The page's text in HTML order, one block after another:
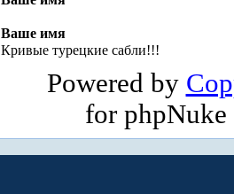
Ваше имя
Кривые турецкие сабли!!!
Powered by
for